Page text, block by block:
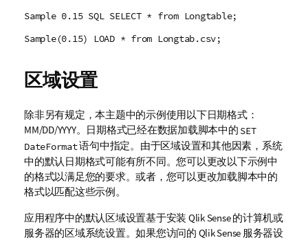
Sample 0.15 SQL SELECT * from Longtable;
Sample(0.15) LOAD * from Longtab.csv;
区域设置
除非另有规定，本主题中的示例使用以下日期格式：
MM/DD/YYYY。日期格式已经在数据加载脚本中的 SET
DateFormat语句中指定。由于区域设置和其他因素，系统
中的默认日期格式可能有所不同。您可以更改以下示例中
的格式以满足您的要求。或者，您可以更改加载脚本中的
格式以匹配这些示例。
应用程序中的默认区域设置基于安装 Qlik Sense的计算机或
服务器的区域系统设置。如果您访问的 Qlik Sense 服务器设